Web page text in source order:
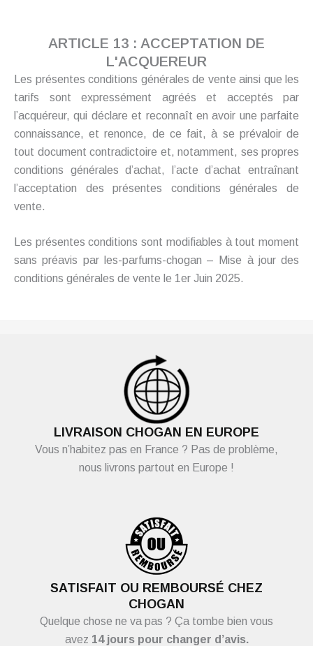
ARTICLE 13 : ACCEPTATION DE
L'ACQUEREUR
Les présentes conditions générales de vente ainsi que les
tarifs sont expressément agréés et acceptés par
l’acquéreur, qui déclare et reconnaît en avoir une parfaite
connaissance, et renonce, de ce fait, à se prévaloir de
tout document contradictoire et, notamment, ses propres
conditions générales d’achat, l’acte d’achat entraînant
l’acceptation des présentes conditions générales de
vente.
Les présentes conditions sont modifiables à tout moment
sans préavis par les-parfums-chogan – Mise à jour des
conditions générales de vente le 1er Juin 2025.
LIVRAISON CHOGAN EN EUROPE
Vous n’habitez pas en France ? Pas de problème,
nous livrons partout en Europe !
SATISFAIT OU REMBOURSÉ CHEZ
CHOGAN
Quelque chose ne va pas ? Ça tombe bien vous
avez 14 jours pour changer d’avis.